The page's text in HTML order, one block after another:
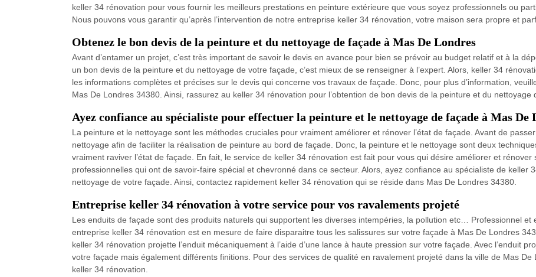
keller 34 rénovation pour vous fournir les meilleurs prestations en peinture extérieure que vous soyez professionnels ou
Nous pouvons vous garantir qu’après l’intervention de notre entreprise keller 34 rénovation, votre maison sera propre et
Obtenez le bon devis de la peinture et du nettoyage de façade à Mas De Londres
Avant d’entamer un projet, c’est très important de savoir le devis en avance pour bien se prévoir au budget relatif et à la
un bon devis de la peinture et du nettoyage de votre façade, c’est mieux de se renseigner à l’expert. Alors, keller 34
les informations complètes et précises sur le devis qui concerne vos travaux de façade. Donc, pour plus d’information,
Mas De Londres 34380. Ainsi, rassurez au keller 34 rénovation pour l’obtention de bon devis de la peinture et du nettoyage
Ayez confiance au spécialiste pour effectuer la peinture et le nettoyage de façade à Mas De
La peinture et le nettoyage sont les méthodes cruciales pour vraiment améliorer et rénover l’état de façade. Avant de
nettoyage afin de faciliter la réalisation de peinture au bord de façade. Donc, la peinture et le nettoyage sont deux
vraiment raviver l’état de façade. En fait, le service de keller 34 rénovation est fait pour vous qui désire améliorer et
professionnelles qui ont de savoir-faire spécial et chevronné dans ce secteur. Alors, ayez confiance au spécialiste de keller
nettoyage de votre façade. Ainsi, contactez rapidement keller 34 rénovation qui se réside dans Mas De Londres 34380.
Entreprise keller 34 rénovation à votre service pour vos ravalements projeté
Les enduits de façade sont des produits naturels qui supportent les diverses intempéries, la pollution etc… Professionnel et
entreprise keller 34 rénovation est en mesure de faire disparaitre tous les salissures sur votre façade à Mas De Londres
keller 34 rénovation projette l’enduit mécaniquement à l’aide d’une lance à haute pression sur votre façade. Avec l’enduit
votre façade mais également différents finitions. Pour des services de qualité en ravalement projeté dans la ville de Mas
keller 34 rénovation.